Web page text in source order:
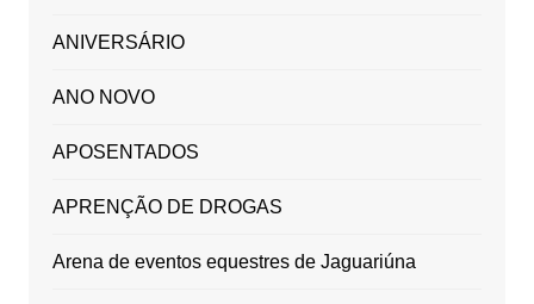
ANIVERSÁRIO
ANO NOVO
APOSENTADOS
APRENÇÃO DE DROGAS
Arena de eventos equestres de Jaguariúna